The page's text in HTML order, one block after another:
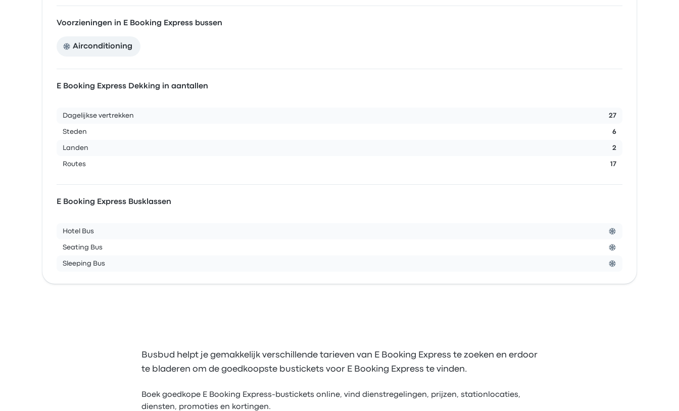
Voorzieningen in E Booking Express bussen
Airconditioning
E Booking Express Dekking in aantallen
Dagelijkse vertrekken 27
Steden 6
Landen 2
Routes 17
E Booking Express Busklassen
Hotel Bus
Seating Bus
Sleeping Bus
Busbud helpt je gemakkelijk verschillende tarieven van E Booking Express te zoeken en erdoor
te bladeren om de goedkoopste bustickets voor E Booking Express te vinden.
Boek goedkope E Booking Express-bustickets online, vind dienstregelingen, prijzen, stationlocaties,
diensten, promoties en kortingen.